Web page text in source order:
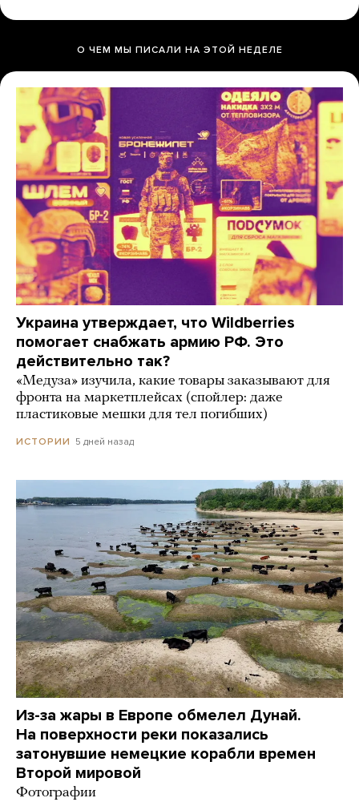
О ЧЕМ МЫ ПИСАЛИ НА ЭТОЙ НЕДЕЛЕ
Украина утверждает, что Wildberries
помогает снабжать армию РФ. Это
действительно так?
«Медуза» изучила, какие товары заказывают для
фронта на маркетплейсах (спойлер: даже
пластиковые мешки для тел погибших)
ИСТОРИИ 5 дней назад
Из-за жары в Европе обмелел Дунай.
На поверхности реки показались
затонувшие немецкие корабли времен
Второй мировой
Фотографии